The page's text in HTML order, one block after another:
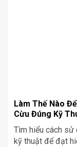
Làm Thế Nào
Cừu Đúng Kỹ
Tìm hiểu cách sử
kỹ thuật để đạt